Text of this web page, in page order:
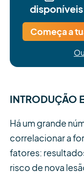
Começa a
INTRODUÇÃO
Há um grande
correlacionar a
fatores:
risco de nova